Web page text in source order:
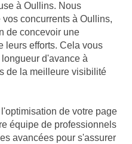
à Oullins. Nous
concurrents à Oullins,
de concevoir une
leurs efforts. Cela vous
d'avance à
de la meilleure visibilité
de votre page
équipe de professionnels
avancées pour s'assurer